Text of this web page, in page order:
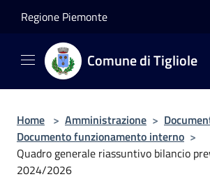
Regione Piemonte
Comune di Tigliole
Home > Amministrazione >
Documento funzionamento interno >
Quadro generale riassuntivo bilancio
2024/2026